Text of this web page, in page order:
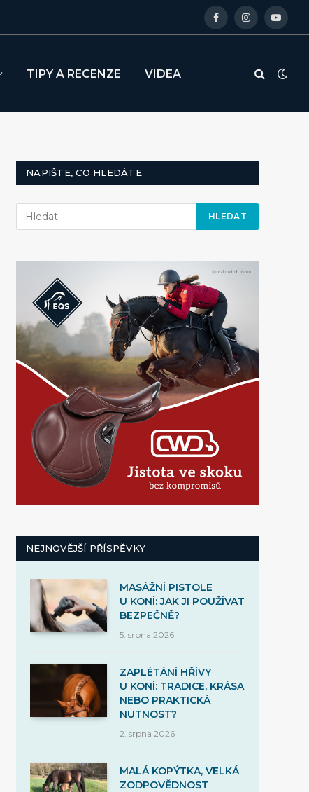
FacebookInstagram
TIPY A RECENZE VIDEA
NAPIŠTE, CO HLEDÁTE
NEJNOVĚJŠÍ PŘÍSPĚVKY
MASÁŽNÍ PISTOLE
U KONÍ: JAK JI POUŽÍVAT
BEZPEČNĚ?
5. srpna 2026
ZAPLÉTÁNÍ HŘÍVY
U KONÍ: TRADICE, KRÁSA
NEBO PRAKTICKÁ
NUTNOST?
2. srpna 2026
MALÁ KOPÝTKA, VELKÁ
ZODPOVĚDNOST